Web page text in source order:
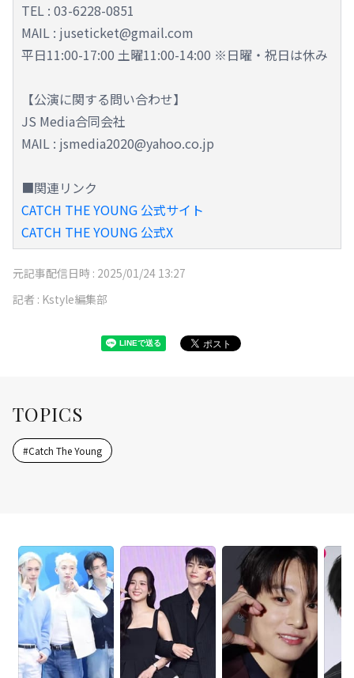
TEL : 03-6228-0851
MAIL : juseticket@gmail.com
平日11:00-17:00 土曜11:00-14:00 ※日曜・祝日は休み
【公演に関する問い合わせ】
JS Media合同会社
MAIL : jsmedia2020@yahoo.co.jp
■関連リンク
CATCH THE YOUNG 公式サイト
CATCH THE YOUNG 公式X
元記事配信日時 : 2025/01/24 13:27
記者 : Kstyle編集部
TOPICS
#Catch The Young